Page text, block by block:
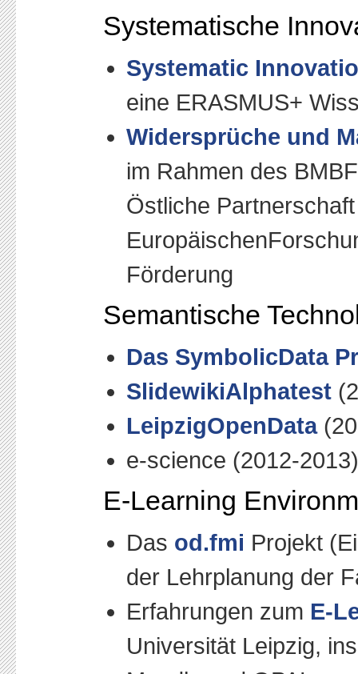
Systematische
Systematic
eine ERASMUS+
Widersprüche und
im Rahmen des
Östliche
Förderung
Semantische
Das SymbolicData
SlidewikiAlphatest
LeipzigOpenData
e-science (2012-2013)
E-Learning
Das od.fmi Projekt
der Lehrplanung der
Erfahrungen zum E-
Universität Leipzig,